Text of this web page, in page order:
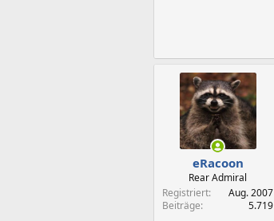
eRacoon
Rear Admiral
Registriert
Aug. 2007
Beiträge
5.719